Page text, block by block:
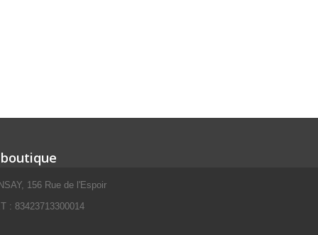
156 Rue de l'Espoir
: 83423713300014